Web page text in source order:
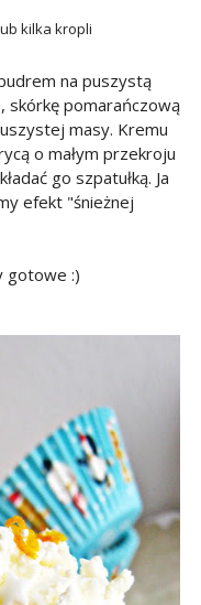
kilka kropli
na puszystą
skórkę pomarańczową
masy. Kremu
o małym przekroju
go szpatułką. Ja
efekt "śnieżnej
gotowe :)